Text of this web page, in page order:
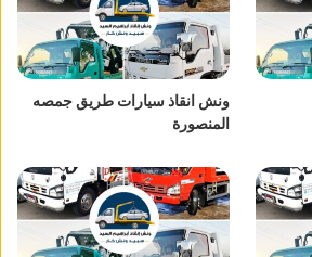
ونش انقاذ سيارات طريق جمصه
المنصورة